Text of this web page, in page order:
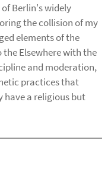
Berlin's widely
the collision of my
elements of the
the Elsewhere with the
and moderation,
practices that
have a religious but